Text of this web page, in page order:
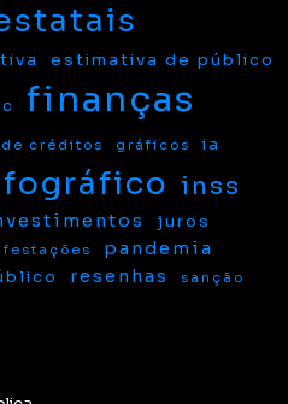
estimativa de público
finanças
créditos gráficos ia
inss
juros
pandemia
resenhas
sanção